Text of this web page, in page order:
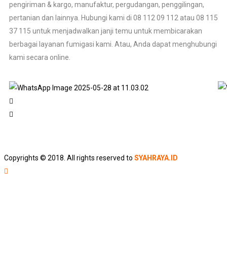
pengiriman & kargo, manufaktur, pergudangan, penggilingan,
pertanian dan lainnya. Hubungi kami di 08 112 09 112 atau 08 115
37 115 untuk menjadwalkan janji temu untuk membicarakan
berbagai layanan fumigasi kami. Atau, Anda dapat menghubungi
kami secara online.
Copyrights © 2018. All rights reserved to SYAHRAYA.ID